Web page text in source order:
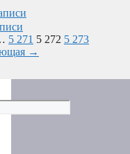
Страница
5 271 Страница
5 272 Страница
5 273Страница
→